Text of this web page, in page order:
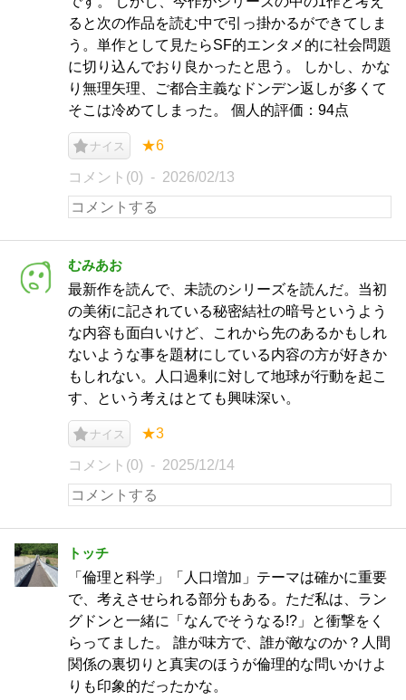
ると次の作品を読む中で引っ掛かるができてしま
う。単作として見たらSF的エンタメ的に社会問題
に切り込んでおり良かったと思う。 しかし、かな
り無理矢理、ご都合主義なドンデン返しが多くて
そこは冷めてしまった。 個人的評価：94点
ナイス ★6
コメント(0) 2026/02/13
むみあお
最新作を読んで、未読のシリーズを読んだ。当初
の美術に記されている秘密結社の暗号というよう
な内容も面白いけど、これから先のあるかもしれ
ないような事を題材にしている内容の方が好きか
もしれない。人口過剰に対して地球が行動を起こ
す、という考えはとても興味深い。
ナイス ★3
コメント(0) 2025/12/14
トッチ
「倫理と科学」「人口増加」テーマは確かに重要
で、考えさせられる部分もある。ただ私は、ラン
グドンと一緒に「なんでそうなる!?」と衝撃をく
らってました。 誰が味方で、誰が敵なのか？人間
関係の裏切りと真実のほうが倫理的な問いかけよ
りも印象的だったかな。